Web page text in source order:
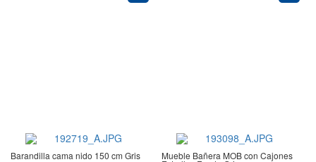
Barandilla cama nido 150 cm Gris Mueble Bañera MOB con Cajones